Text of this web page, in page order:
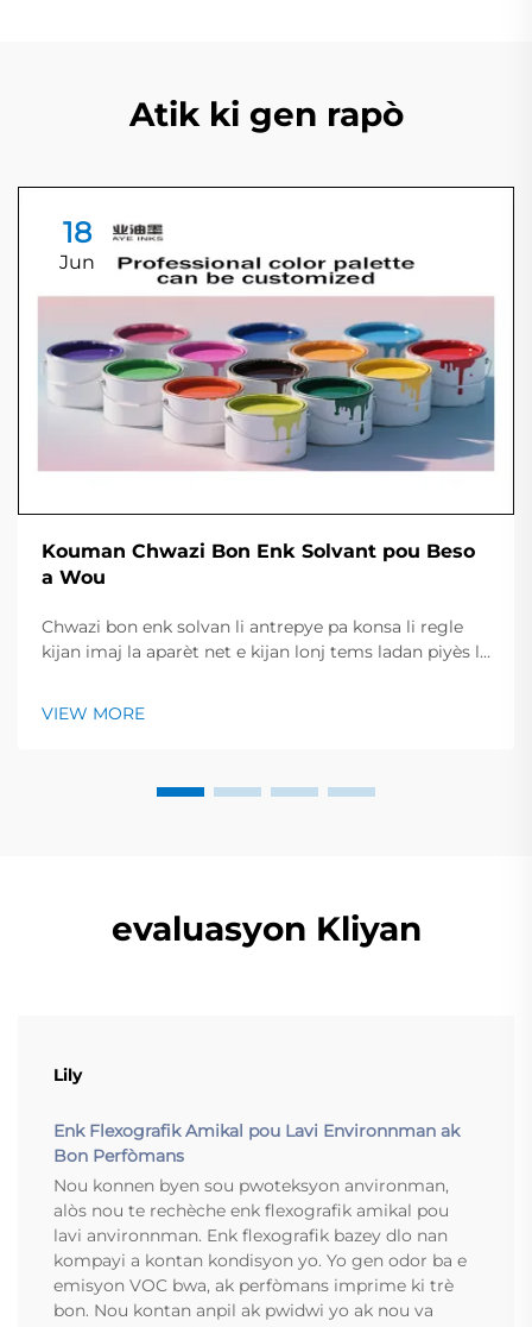
Atik ki gen rapò
18
Jun
Kouman Chwazi Bon Enk Solvant pou Beso
a Wou
Chwazi bon enk solvan li antrepye pa konsa li regle
kijan imaj la aparèt net e kijan lonj tems ladan piyès la
esentiel pou chek avan...
VIEW MORE
evaluasyon Kliyan
Lily
Enk Flexografik Amikal pou Lavi Environnman ak
Bon Perfòmans
Nou konnen byen sou pwoteksyon anvironman,
alòs nou te rechèche enk flexografik amikal pou
lavi anvironnman. Enk flexografik bazey dlo nan
kompayi a kontan kondisyon yo. Yo gen odor ba e
emisyon VOC bwa, ak perfòmans imprime ki trè
bon. Nou kontan anpil ak pwidwi yo ak nou va